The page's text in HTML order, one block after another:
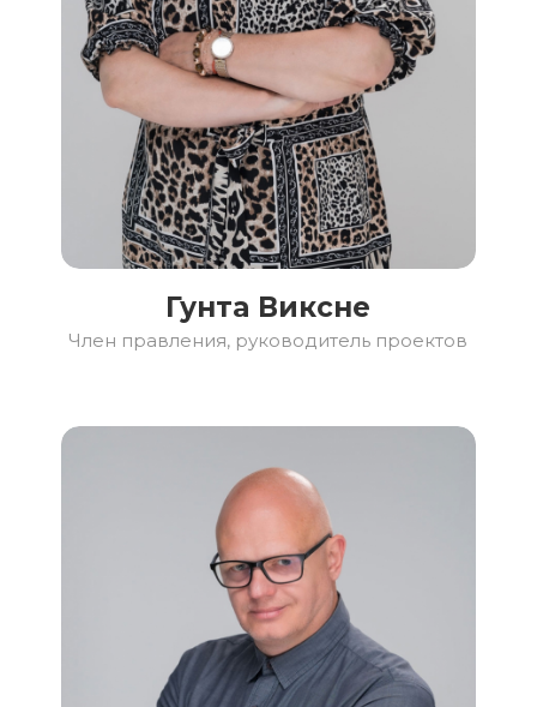
Гунта Виксне
Член правления, руководитель проектов